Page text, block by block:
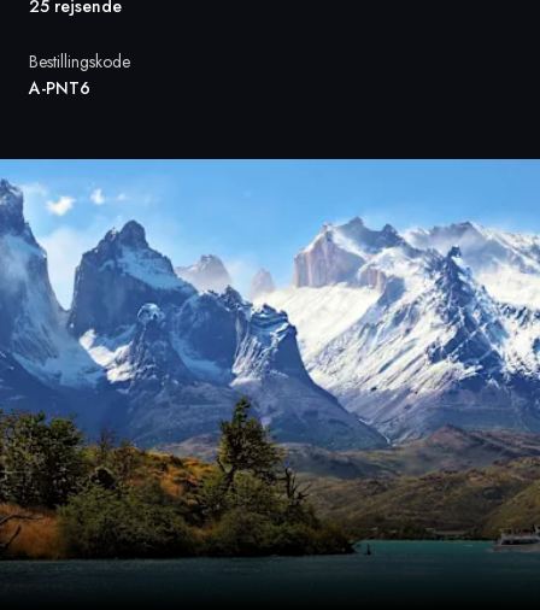
25 rejsende
Bestillingskode
A-PNT6